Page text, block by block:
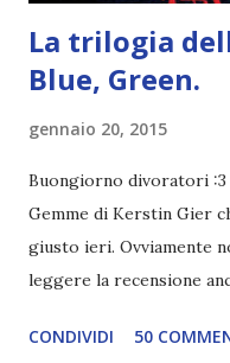
La trilogia
Blue, Green.
gennaio 20, 2015
Buongiorno divoratori
Gemme di Kerstin Gier
giusto ieri. Ovviamente
leggere la recensione
Green sono state delle
CONDIVIDI 50